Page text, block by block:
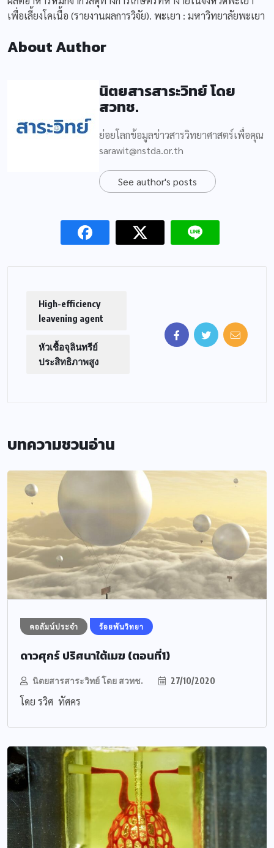
เพื่อเลี้ยงโคเนื้อ (รายงานผลการวิจัย). พะเยา : มหาวิทยาลัยพะเยา
About Author
นิตยสารสาระวิทย์ โดย
สวทช.
ย่อยโลกข้อมูลข่าวสารวิทยาศาสตร์เพื่อคุณ
sarawit@nstda.or.th
See author's posts
High-efficiency
leavening agent
หัวเชื้อจุลินทรีย์
ประสิทธิภาพสูง
บทความชวนอ่าน
คอลัมน์ประจำ ร้อยพันวิทยา
ดาวศุกร์ ปริศนาใต้เมฆ (ตอนที่1)
นิตยสารสาระวิทย์ โดย สวทช. 27/10/2020
โดย รวิศ ทัศคร